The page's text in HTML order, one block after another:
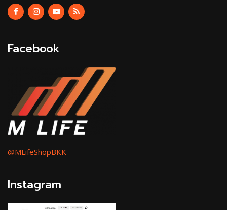
Facebook
@MLifeShopBKK
Instagram